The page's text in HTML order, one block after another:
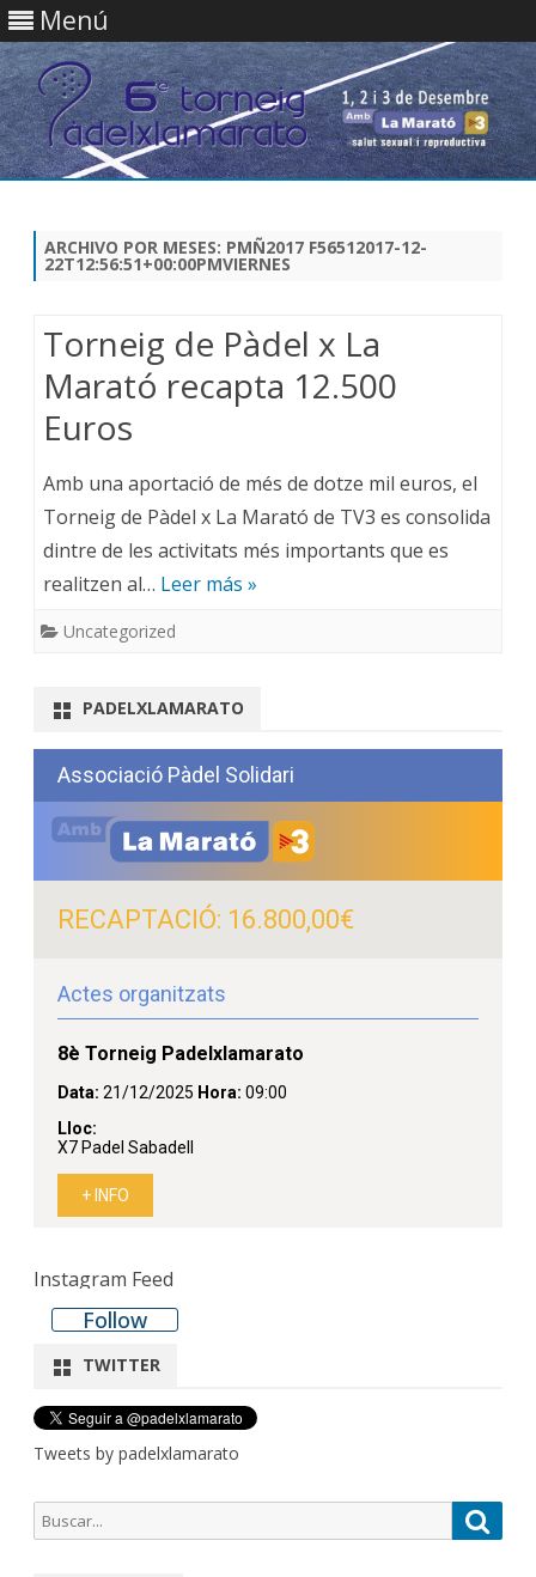
Menú
ARCHIVO POR MESES: PMÑ2017 F56512017-12-
22T12:56:51+00:00PMVIERNES
Torneig de Pàdel x La
Marató recapta 12.500
Euros
Amb una aportació de més de dotze mil euros, el
Torneig de Pàdel x La Marató de TV3 es consolida
dintre de les activitats més importants que es
realitzen al… Leer más »
Uncategorized
PADELXLAMARATO
Instagram Feed
Follow
TWITTER
Tweets by padelxlamarato
Buscar
por: